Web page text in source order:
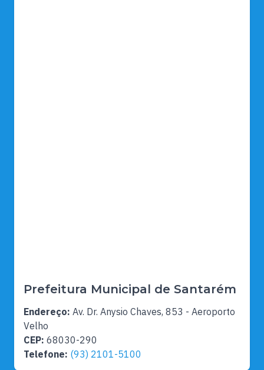
Prefeitura Municipal de Santarém
Endereço: Av. Dr. Anysio Chaves, 853 - Aeroporto
Velho
CEP: 68030-290
Telefone: (93) 2101-5100